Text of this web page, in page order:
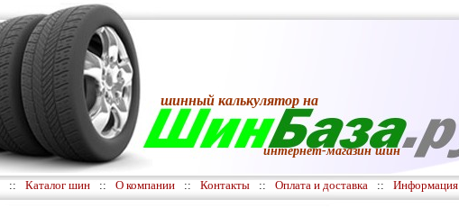
шинный калькуляторна
интернет-магазин шин
:: Каталог шин :: О компании :: Контакты :: Оплата и доставка :: Информация